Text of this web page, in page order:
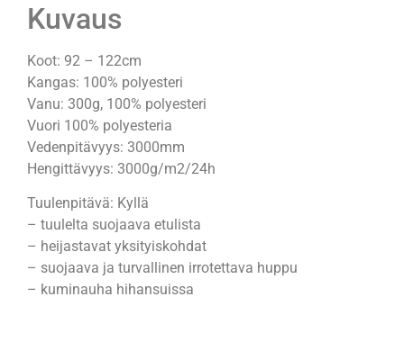
Kuvaus
Koot: 92 – 122cm
Kangas: 100% polyesteri
Vanu: 300g, 100% polyesteri
Vuori 100% polyesteria
Vedenpitävyys: 3000mm
Hengittävyys: 3000g/m2/24h
Tuulenpitävä: Kyllä
– tuulelta suojaava etulista
– heijastavat yksityiskohdat
– suojaava ja turvallinen irrotettava huppu
– kuminauha hihansuissa